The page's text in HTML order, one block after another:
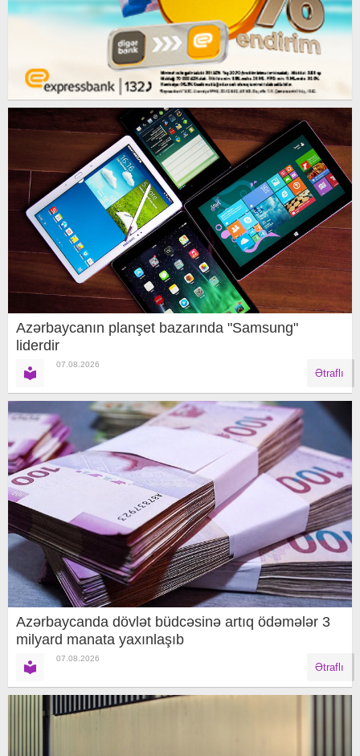
Azərbaycanın planşet bazarında "Samsung"
liderdir
07.08.2026
Ətraflı
Azərbaycanda dövlət büdcəsinə artıq ödəmələr 3
milyard manata yaxınlaşıb
07.08.2026
Ətraflı